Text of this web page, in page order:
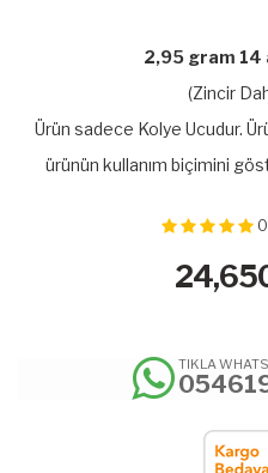
2,95 gram 14
(Zincir
Ürün sadece Kolye Ucudur.
ürünün kullanım biçimini
0
TIKLA